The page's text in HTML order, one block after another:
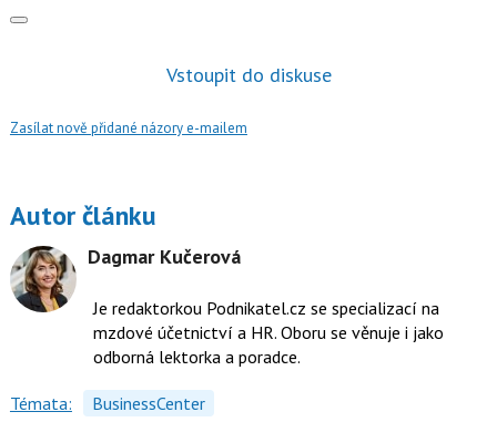
Vstoupit do diskuse
Zasílat nově přidané názory e-mailem
Autor článku
Dagmar Kučerová
Je redaktorkou Podnikatel.cz se specializací na
mzdové účetnictví a HR. Oboru se věnuje i jako
odborná lektorka a poradce.
Témata:
BusinessCenter